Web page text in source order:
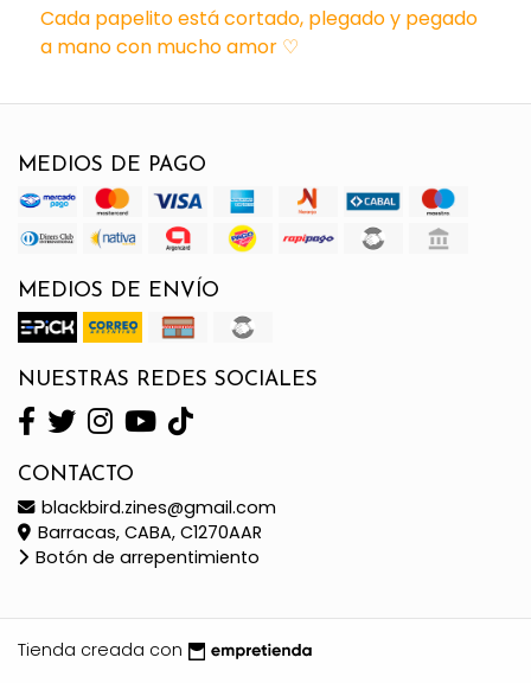
Cada papelito está cortado, plegado y pegado
a mano con mucho amor ♡
MEDIOS DE PAGO
MEDIOS DE ENVÍO
NUESTRAS REDES SOCIALES
CONTACTO
blackbird.zines@gmail.com
Barracas, CABA, C1270AAR
Botón de arrepentimiento
Tienda creada con